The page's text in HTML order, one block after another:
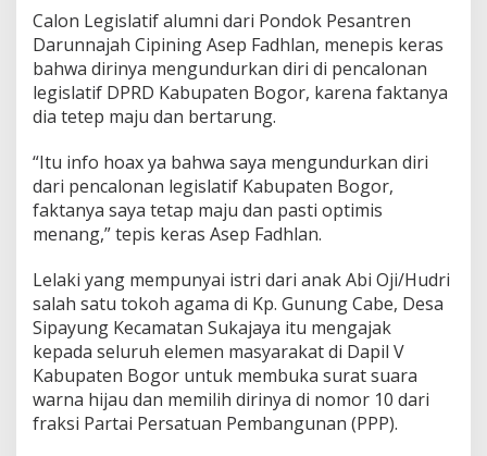
Calon Legislatif alumni dari Pondok Pesantren
Darunnajah Cipining Asep Fadhlan, menepis keras
bahwa dirinya mengundurkan diri di pencalonan
legislatif DPRD Kabupaten Bogor, karena faktanya
dia tetep maju dan bertarung.
“Itu info hoax ya bahwa saya mengundurkan diri
dari pencalonan legislatif Kabupaten Bogor,
faktanya saya tetap maju dan pasti optimis
menang,” tepis keras Asep Fadhlan.
Lelaki yang mempunyai istri dari anak Abi Oji/Hudri
salah satu tokoh agama di Kp. Gunung Cabe, Desa
Sipayung Kecamatan Sukajaya itu mengajak
kepada seluruh elemen masyarakat di Dapil V
Kabupaten Bogor untuk membuka surat suara
warna hijau dan memilih dirinya di nomor 10 dari
fraksi Partai Persatuan Pembangunan (PPP).